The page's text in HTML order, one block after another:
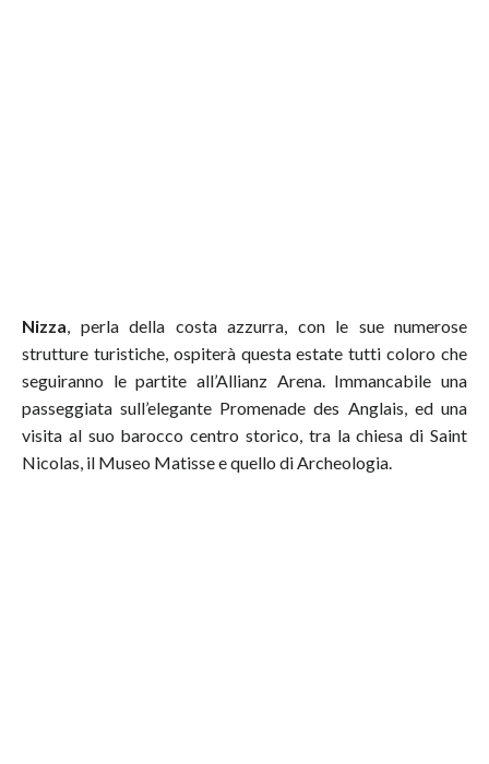
Nizza, perla della costa azzurra, con le sue numerose
strutture turistiche, ospiterà questa estate tutti coloro che
seguiranno le partite all’Allianz Arena. Immancabile una
passeggiata sull’elegante Promenade des Anglais, ed una
visita al suo barocco centro storico, tra la chiesa di Saint
Nicolas, il Museo Matisse e quello di Archeologia.